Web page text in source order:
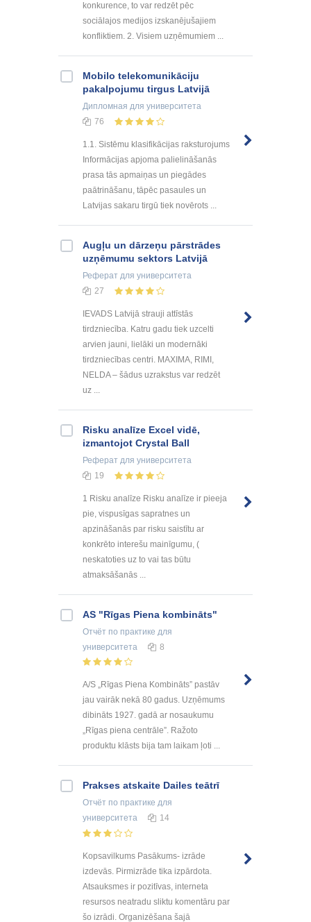
konkurence, to var redzēt pēc
sociālajos medijos izskanējušajiem
konfliktiem. 2. Visiem uzņēmumiem ...
Mobilo telekomunikāciju
pakalpojumu tirgus Latvijā
Дипломная для университета
76
1.1. Sistēmu klasifikācijas raksturojums
Informācijas apjoma palielināšanās
prasa tās apmaiņas un piegādes
paātrināšanu, tāpēc pasaules un
Latvijas sakaru tirgū tiek novērots ...
Augļu un dārzeņu pārstrādes
uzņēmumu sektors Latvijā
Реферат для университета
27
IEVADS Latvijā strauji attīstās
tirdzniecība. Katru gadu tiek uzcelti
arvien jauni, lielāki un modernāki
tirdzniecības centri. MAXIMA, RIMI,
NELDA – šādus uzrakstus var redzēt
uz ...
Risku analīze Excel vidē,
izmantojot Crystal Ball
Реферат для университета
19
1 Risku analīze Risku analīze ir pieeja
pie, vispusīgas sapratnes un
apzināšanās par risku saistītu ar
konkrēto interešu mainīgumu, (
neskatoties uz to vai tas būtu
atmaksāšanās ...
AS "Rīgas Piena kombināts"
Отчёт по практике для
университета
8
A/S „Rīgas Piena Kombināts” pastāv
jau vairāk nekā 80 gadus. Uzņēmums
dibināts 1927. gadā ar nosaukumu
„Rīgas piena centrāle”. Ražoto
produktu klāsts bija tam laikam ļoti ...
Prakses atskaite Dailes teātrī
Отчёт по практике для
университета
14
Kopsavilkums Pasākums- izrāde
izdevās. Pirmizrāde tika izpārdota.
Atsauksmes ir pozitīvas, interneta
resursos neatradu sliktu komentāru par
šo izrādi. Organizēšana šajā